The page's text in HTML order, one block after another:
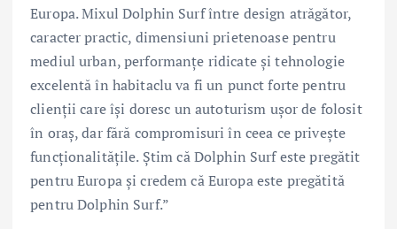
Europa. Mixul Dolphin Surf între design atrăgător,
caracter practic, dimensiuni prietenoase pentru
mediul urban, performanțe ridicate și tehnologie
excelentă în habitaclu va fi un punct forte pentru
clienții care își doresc un autoturism ușor de folosit
în oraș, dar fără compromisuri în ceea ce privește
funcționalitățile. Știm că Dolphin Surf este pregătit
pentru Europa și credem că Europa este pregătită
pentru Dolphin Surf.”